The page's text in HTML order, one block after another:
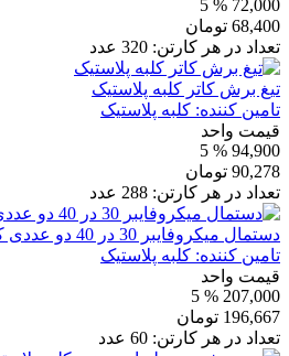
72,000
% 5
68,400 تومان
تعداد در هر کارتن: 320 عدد
تیغ برش کاتر کلبه پلاستیک
تامین کننده: کلبه پلاستیک
قیمت واحد
94,900
% 5
90,278 تومان
تعداد در هر کارتن: 288 عدد
دستمال میکروفایبر 30 در 40 دو عددی کلبه پلاستیک
تامین کننده: کلبه پلاستیک
قیمت واحد
207,000
% 5
196,667 تومان
تعداد در هر کارتن: 60 عدد